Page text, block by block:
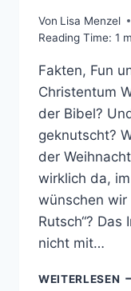
Von Lisa Menzel
Reading Time: 1
Fakten, Fun
Christentum
der Bibel?
geknutscht?
der
wirklich da,
wünschen wir
Rutsch“? Das
nicht mit…
WEITERLESEN